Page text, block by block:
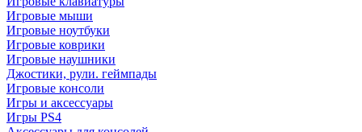
Игровые мыши
Игровые ноутбуки
Игровые коврики
Игровые наушники
Джостики, рули. геймпады
Игровые консоли
Игры и аксессуары
Игры PS4